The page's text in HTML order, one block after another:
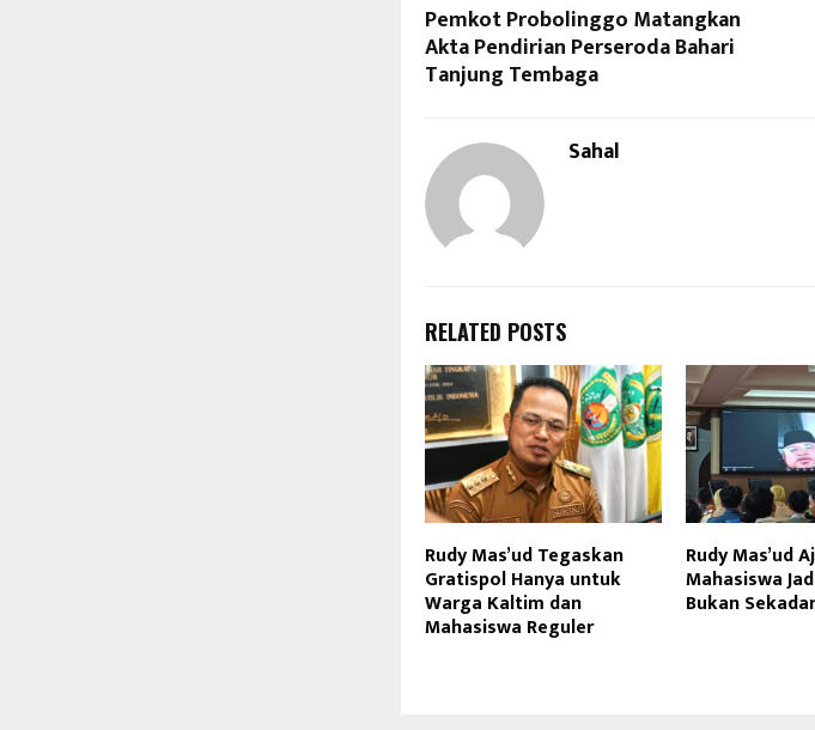
Pemkot Probolinggo Matangkan
Akta Pendirian Perseroda Bahari
Tanjung Tembaga
Sahal
RELATED POSTS
Rudy Mas’ud Tegaskan
Gratispol Hanya untuk
Warga Kaltim dan
Mahasiswa Reguler
Rudy Mas’ud
Mahasiswa
Bukan